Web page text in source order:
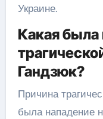
Украине.
Какая была
Гандзюк?
Причина
была нападение